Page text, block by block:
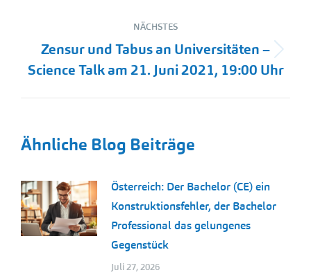
NÄCHSTES
Nächster
Beitrag:
Zensur und Tabus an Universitäten –
Science Talk am 21. Juni 2021, 19:00 Uhr
Ähnliche Blog Beiträge
Österreich: Der Bachelor (CE) ein
Konstruktionsfehler, der Bachelor
Professional das gelungenes
Gegenstück
Juli 27, 2026